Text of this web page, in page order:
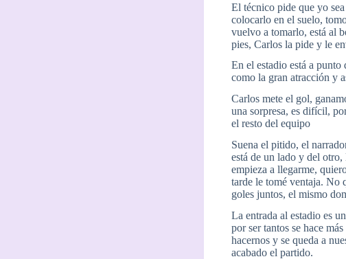
El técnico pide que yo
colocarlo en el suelo,
vuelvo a tomarlo, está al
pies, Carlos la pide y le
En el estadio está a
como la gran atracción y
Carlos mete el gol,
una sorpresa, es difícil,
el resto del equipo
Suena el pitido, el
está de un lado y del
empieza a llegarme,
tarde le tomé ventaja. No
goles juntos, el mismo
La entrada al estadio es
por ser tantos se hace
hacernos y se queda a
acabado el partido.